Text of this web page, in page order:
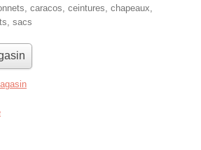
caracos, ceintures, chapeaux,
sacs